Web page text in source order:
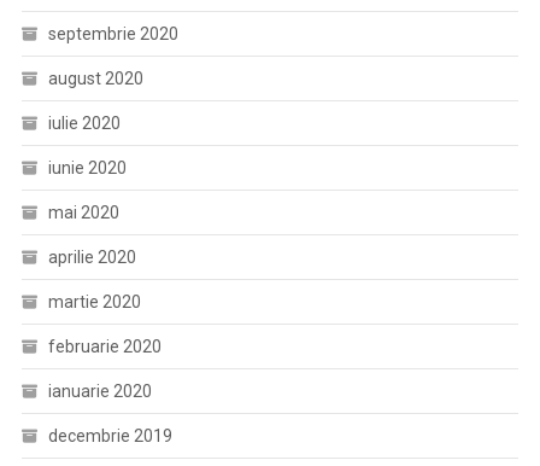
septembrie 2020
august 2020
iulie 2020
iunie 2020
mai 2020
aprilie 2020
martie 2020
februarie 2020
ianuarie 2020
decembrie 2019